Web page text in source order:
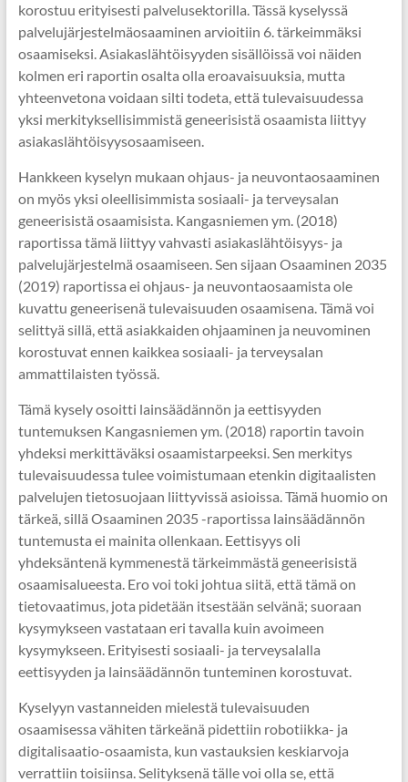
korostuu erityisesti palvelusektorilla. Tässä kyselyssä
palvelujärjestelmäosaaminen arvioitiin 6. tärkeimmäksi
osaamiseksi. Asiakaslähtöisyyden sisällöissä voi näiden
kolmen eri raportin osalta olla eroavaisuuksia, mutta
yhteenvetona voidaan silti todeta, että tulevaisuudessa
yksi merkityksellisimmistä geneerisistä osaamista liittyy
asiakaslähtöisyysosaamiseen.
Hankkeen kyselyn mukaan ohjaus- ja neuvontaosaaminen
on myös yksi oleellisimmista sosiaali- ja terveysalan
geneerisistä osaamisista. Kangasniemen ym. (2018)
raportissa tämä liittyy vahvasti asiakaslähtöisyys- ja
palvelujärjestelmä osaamiseen. Sen sijaan Osaaminen 2035
(2019) raportissa ei ohjaus- ja neuvontaosaamista ole
kuvattu geneerisenä tulevaisuuden osaamisena. Tämä voi
selittyä sillä, että asiakkaiden ohjaaminen ja neuvominen
korostuvat ennen kaikkea sosiaali- ja terveysalan
ammattilaisten työssä.
Tämä kysely osoitti lainsäädännön ja eettisyyden
tuntemuksen Kangasniemen ym. (2018) raportin tavoin
yhdeksi merkittäväksi osaamistarpeeksi. Sen merkitys
tulevaisuudessa tulee voimistumaan etenkin digitaalisten
palvelujen tietosuojaan liittyvissä asioissa. Tämä huomio on
tärkeä, sillä Osaaminen 2035 -raportissa lainsäädännön
tuntemusta ei mainita ollenkaan. Eettisyys oli
yhdeksäntenä kymmenestä tärkeimmästä geneerisistä
osaamisalueesta. Ero voi toki johtua siitä, että tämä on
tietovaatimus, jota pidetään itsestään selvänä; suoraan
kysymykseen vastataan eri tavalla kuin avoimeen
kysymykseen. Erityisesti sosiaali- ja terveysalalla
eettisyyden ja lainsäädännön tunteminen korostuvat.
Kyselyyn vastanneiden mielestä tulevaisuuden
osaamisessa vähiten tärkeänä pidettiin robotiikka- ja
digitalisaatio-osaamista, kun vastauksien keskiarvoja
verrattiin toisiinsa. Selityksenä tälle voi olla se, että